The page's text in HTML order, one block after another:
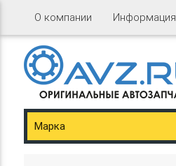
О компании Информация